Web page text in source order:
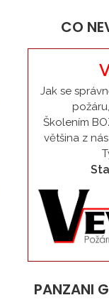
CO
Jak se
Školením
většina z
PANZANI